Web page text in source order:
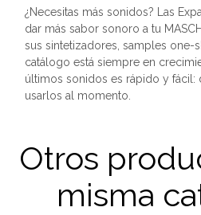
¿Necesitas más sonidos? Las
dar más sabor sonoro a tu
sus sintetizadores, samples one-
catálogo está siempre en
últimos sonidos es rápido y fácil:
usarlos al momento.
Otros
misma